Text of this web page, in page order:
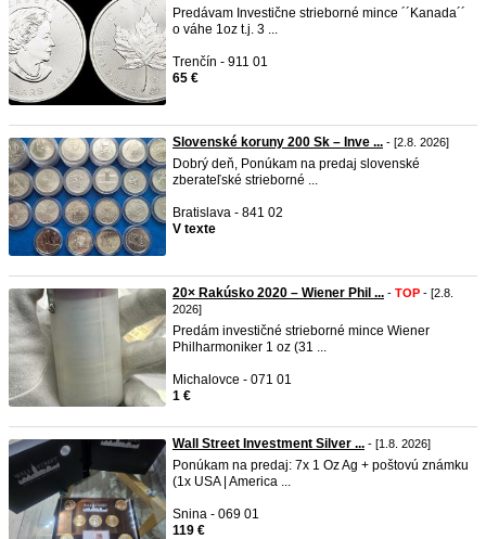
Predávam Investične strieborné mince ´´Kanada´´
o váhe 1oz t.j. 3 ...
Trenčín - 911 01
65 €
Slovenské koruny 200 Sk – Inve ... - [2.8. 2026]
Dobrý deň, Ponúkam na predaj slovenské
zberateľské strieborné ...
Bratislava - 841 02
V texte
20× Rakúsko 2020 – Wiener Phil ... - TOP - [2.8.
2026]
Predám investičné strieborné mince Wiener
Philharmoniker 1 oz (31 ...
Michalovce - 071 01
1 €
Wall Street Investment Silver ... - [1.8. 2026]
Ponúkam na predaj: 7x 1 Oz Ag + poštovú známku
(1x USA | America ...
Snina - 069 01
119 €